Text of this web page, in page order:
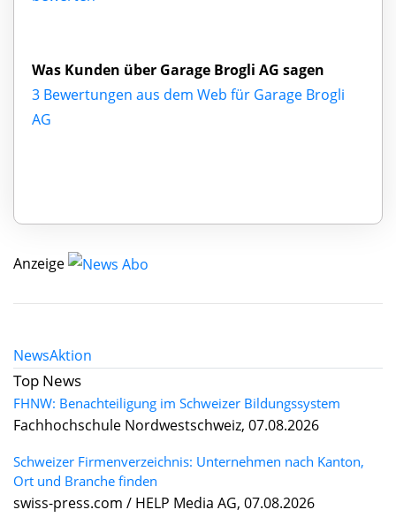
Was Kunden über Garage Brogli AG sagen
3 Bewertungen aus dem Web für Garage Brogli
AG
Anzeige
NewsAktion
Top News
FHNW: Benachteiligung im Schweizer Bildungssystem
Fachhochschule Nordwestschweiz, 07.08.2026
Schweizer Firmenverzeichnis: Unternehmen nach Kanton,
Ort und Branche finden
swiss-press.com / HELP Media AG, 07.08.2026